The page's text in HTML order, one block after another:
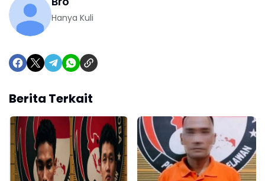
Hanya Kuli
Berita Terkait